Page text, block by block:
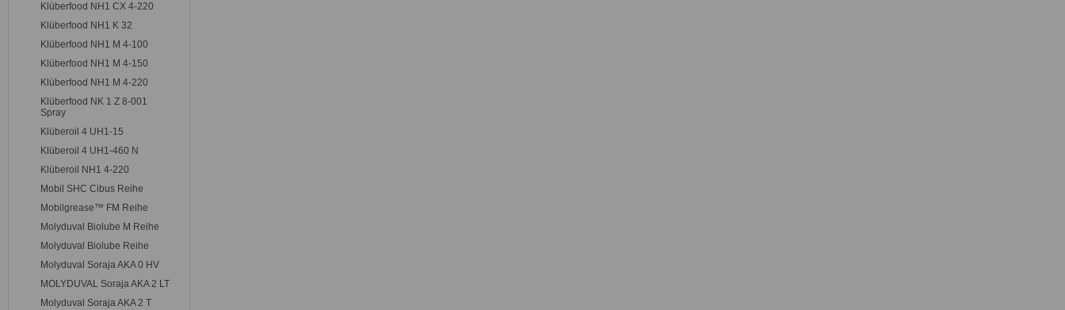
Klüberfood NH1 CX 4-220
Klüberfood NH1 K 32
Klüberfood NH1 M 4-100
Klüberfood NH1 M 4-150
Klüberfood NH1 M 4-220
Klüberfood NK 1 Z 8-001
Spray
Klüberoil 4 UH1-15
Klüberoil 4 UH1-460 N
Klüberoil NH1 4-220
Mobil SHC Cibus Reihe
Mobilgrease™ FM Reihe
Molyduval Biolube M Reihe
Molyduval Biolube Reihe
Molyduval Soraja AKA 0 HV
MOLYDUVAL Soraja AKA 2 LT
Molyduval Soraja AKA 2 T